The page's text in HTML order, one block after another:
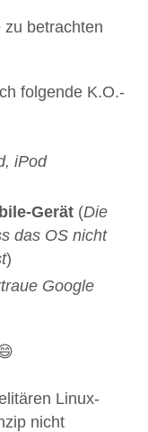
betrachten
folgende K.O.-
iPod
Gerät (Die
das OS nicht
)
Google
Linux-
nicht